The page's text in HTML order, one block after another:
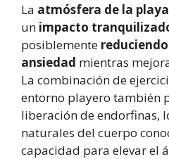
La atmósfera de la
un impacto
posiblemente
ansiedad mientras
La combinación de
entorno playero también
liberación de endorfinas,
naturales del cuerpo
capacidad para elevar el